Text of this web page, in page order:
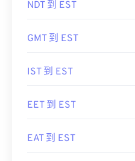
NDT 到 EST
GMT 到 EST
IST 到 EST
EET 到 EST
EAT 到 EST